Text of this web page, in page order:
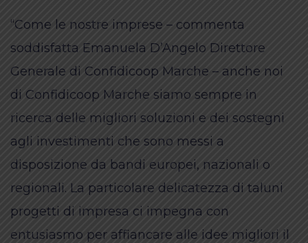
“Come le nostre imprese – commenta
soddisfatta Emanuela D’Angelo Direttore
Generale di Confidicoop Marche – anche noi
di Confidicoop Marche siamo sempre in
ricerca delle migliori soluzioni e dei sostegni
agli investimenti che sono messi a
disposizione da bandi europei, nazionali o
regionali. La particolare delicatezza di taluni
progetti di impresa ci impegna con
entusiasmo per affiancare alle idee migliori il